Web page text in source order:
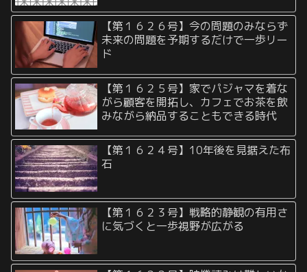
【第１６２６号】今の問題のみならず
未来の問題を予期するだけで一歩リー
ド
【第１６２５号】家でパジャマを着な
がら顧客を開拓し、カフェでお茶を飲
みながら納品することもできる時代
【第１６２４号】10年後を見据えた布
石
【第１６２３号】戦略的静観の有用さ
に気づくと一歩視野が広がる